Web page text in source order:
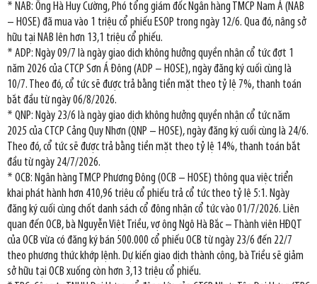
* NAB: Ông Hà Huy Cường, Phó tổng giám đốc Ngân hàng TMCP Nam Á (NAB
– HOSE) đã mua vào 1 triệu cổ phiếu ESOP trong ngày 12/6. Qua đó, nâng sở
hữu tại NAB lên hơn 13,1 triệu cổ phiếu.
* ADP: Ngày 09/7 là ngày giao dịch không hưởng quyền nhận cổ tức đợt 1
năm 2026 của CTCP Sơn Á Đông (ADP – HOSE), ngày đăng ký cuối cùng là
10/7. Theo đó, cổ tức sẽ được trả bằng tiền mặt theo tỷ lệ 7%, thanh toán
bắt đầu từ ngày 06/8/2026.
* QNP: Ngày 23/6 là ngày giao dịch không hưởng quyền nhận cổ tức năm
2025 của CTCP Cảng Quy Nhơn (QNP – HOSE), ngày đăng ký cuối cùng là 24/6.
Theo đó, cổ tức sẽ được trả bằng tiền mặt theo tỷ lệ 14%, thanh toán bắt
đầu từ ngày 24/7/2026.
* OCB: Ngân hàng TMCP Phương Đông (OCB – HOSE) thông qua việc triển
khai phát hành hơn 410,96 triệu cổ phiếu trả cổ tức theo tỷ lệ 5:1. Ngày
đăng ký cuối cùng chốt danh sách cổ đông nhận cổ tức vào 01/7/2026. Liên
quan đến OCB, bà Nguyễn Việt Triều, vợ ông Ngô Hà Bắc – Thành viên HĐQT
của OCB vừa có đăng ký bán 500.000 cổ phiếu OCB từ ngày 23/6 đến 22/7
theo phương thức khớp lệnh. Dự kiến giao dịch thành công, bà Triều sẽ giảm
sở hữu tại OCB xuống còn hơn 3,13 triệu cổ phiếu.